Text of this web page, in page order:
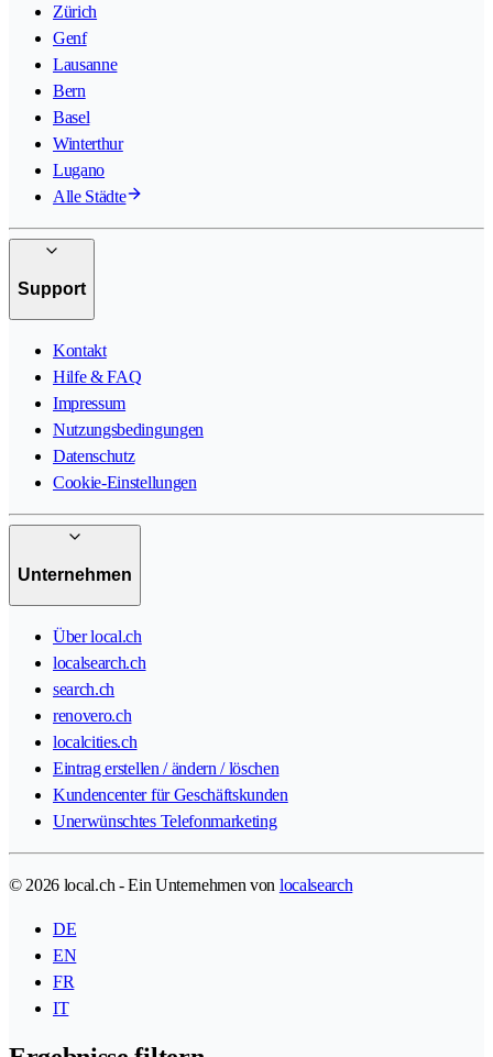
Zürich
Genf
Lausanne
Bern
Basel
Winterthur
Lugano
Alle Städte
Support
Kontakt
Hilfe & FAQ
Impressum
Nutzungsbedingungen
Datenschutz
Cookie-Einstellungen
Unternehmen
Über local.ch
localsearch.ch
search.ch
renovero.ch
localcities.ch
Eintrag erstellen / ändern / löschen
Kundencenter für Geschäftskunden
Unerwünschtes Telefonmarketing
© 2026 local.ch - Ein Unternehmen von localsearch
DE
EN
FR
IT